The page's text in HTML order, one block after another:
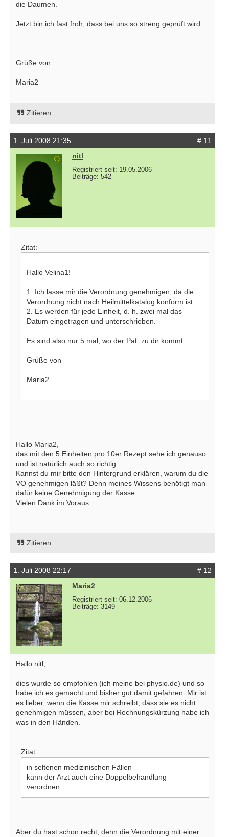
die Daumen.
Jetzt bin ich fast froh, dass bei uns so streng geprüft wird.
Grüße von
Maria2
Zitieren
1. Juli 2008 21:35
# 11
nitl
Registriert seit: 19.05.2006
Beiträge: 542
Zitat:
Hallo Velina1!
1. Ich lasse mir die Verordnung genehmigen, da die
Verordnung nicht nach Heilmittelkatalog konform ist.
2. Es werden für jede Einheit, d. h. zwei mal das
Datum eingetragen und unterschrieben.
Es sind also nur 5 mal, wo der Pat. zu dir kommt.
Grüße von
Maria2
Hallo Maria2,
das mit den 5 Einheiten pro 10er Rezept sehe ich genauso
und ist natürlich auch so richtig.
Kannst du mir bitte den Hintergrund erklären, warum du die
VO genehmigen läßt? Denn meines Wissens benötigt man
dafür keine Genehmigung der Kasse.
Vielen Dank im Voraus
Zitieren
1. Juli 2008 22:17
# 12
Maria2
Registriert seit: 06.12.2006
Beiträge: 3149
Hallo nitl,
dies wurde so empfohlen (ich meine bei physio.de) und so
habe ich es gemacht und bisher gut damit gefahren. Mir ist
es lieber, wenn die Kasse mir schreibt, dass sie es nicht
genehmigen müssen, aber bei Rechnungskürzung habe ich
was in den Händen.
Zitat:
in seltenen medizinischen Fällen
kann der Arzt auch eine Doppelbehandlung
verordnen.
Aber du hast schon recht, denn die Verordnung mit einer